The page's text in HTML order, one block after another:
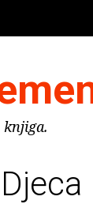
knjiga.
Djeca